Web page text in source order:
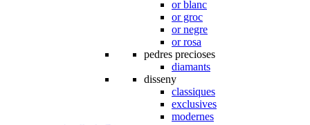
or blanc
or groc
or negre
or rosa
pedres precioses
diamants
disseny
classiques
exclusives
modernes